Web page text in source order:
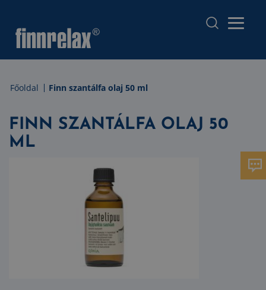
Főoldal Finn szantálfa olaj 50 ml
FINN SZANTÁLFA OLAJ 50
ML